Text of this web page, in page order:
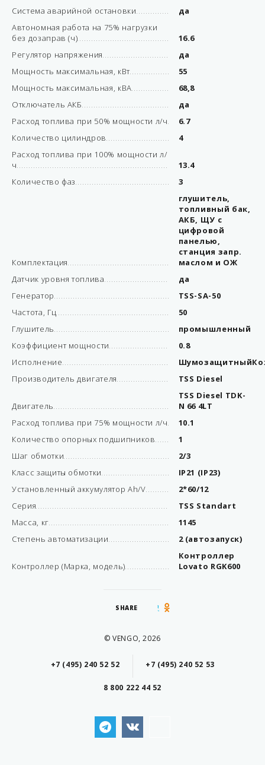
Система аварийной остановки
да
Автономная работа на 75% нагрузки
без дозаправ (ч)
16.6
Регулятор напряжения
да
Мощность максимальная, кВт
55
Мощность максимальная, кВА
68,8
Отключатель АКБ
да
Расход топлива при 50% мощности л/ч
6.7
Количество цилиндров
4
Расход топлива при 100% мощности л/
ч
13.4
Количество фаз
3
Комплектация
глушитель,
топливный бак,
АКБ, ЩУ с
цифровой
панелью,
станция запр.
маслом и ОЖ
Датчик уровня топлива
да
Генератор
TSS-SA-50
Частота, Гц
50
Глушитель
промышленный
Коэффициент мощности
0.8
Исполнение
Производитель двигателя
TSS Diesel
Двигатель
TSS Diesel TDK-
N 66 4LT
Расход топлива при 75% мощности л/ч
10.1
Количество опорных подшипников
1
Шаг обмотки
2/3
Класс защиты обмотки
IP21 (IP23)
Установленный аккумулятор Ah/V
2*60/12
Серия
TSS Standart
Масса, кг
1145
Степень автоматизации
2 (автозапуск)
Контроллер (Марка, модель)
Контроллер
Lovato RGK600
SHARE
© VENGO, 2026
+7 (495) 240 52 52 +7 (495) 240 52 53
8 800 222 44 52